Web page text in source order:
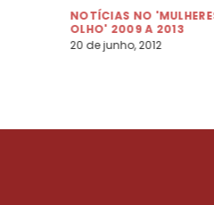
NOTÍCIAS NO
OLHO' 2009 A 2013
20 de junho, 2012